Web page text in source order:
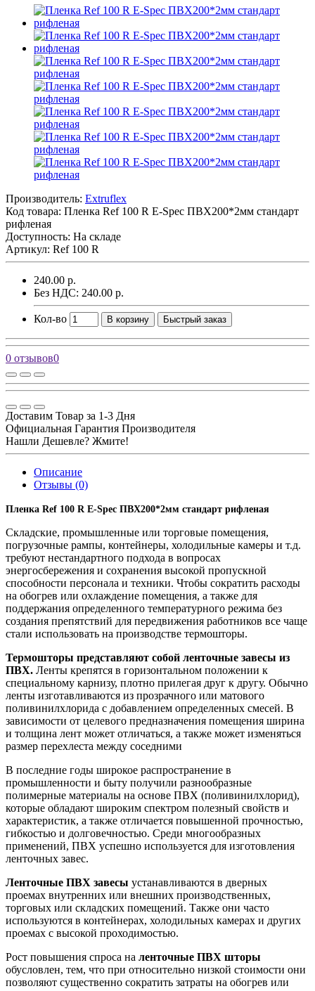
Производитель: Extruflex
Код товара: Пленка Ref 100 R E-Spec ПВХ200*2мм стандарт
рифленая
Доступность: На складе
Артикул: Ref 100 R
240.00 р.
Без НДС: 240.00 р.
Кол-во В корзину Быстрый заказ
0 отзывов0
Доставим Товар за 1-3 Дня
Официальная Гарантия Производителя
Нашли Дешевле? Жмите!
Описание
Отзывы (0)
Пленка Ref 100 R E-Spec ПВХ200*2мм стандарт рифленая
Складские, промышленные или торговые помещения,
погрузочные рампы, контейнеры, холодильные камеры и т.д.
требуют нестандартного подхода в вопросах
энергосбережения и сохранения высокой пропускной
способности персонала и техники. Чтобы сократить расходы
на обогрев или охлаждение помещения, а также для
поддержания определенного температурного режима без
создания препятствий для передвижения работников все чаще
стали использовать на производстве термошторы.
Термошторы представляют собой ленточные завесы из
ПВХ. Ленты крепятся в горизонтальном положении к
специальному карнизу, плотно прилегая друг к другу. Обычно
ленты изготавливаются из прозрачного или матового
поливинилхлорида с добавлением определенных смесей. В
зависимости от целевого предназначения помещения ширина
и толщина лент может отличаться, а также может изменяться
размер перехлеста между соседними
В последние годы широкое распространение в
промышленности и быту получили разнообразные
полимерные материалы на основе ПВХ (поливинилхлорид),
которые обладают широким спектром полезный свойств и
характеристик, а также отличается повышенной прочностью,
гибкостью и долговечностью. Среди многообразных
применений, ПВХ успешно используется для изготовления
ленточных завес.
Ленточные ПВХ завесы устанавливаются в дверных
проемах внутренних или внешних производственных,
торговых или складских помещений. Также они часто
используются в контейнерах, холодильных камерах и других
проемах с высокой проходимостью.
Рост повышения спроса на ленточные ПВХ шторы
обусловлен, тем, что при относительно низкой стоимости они
позволяют существенно сократить затраты на обогрев или